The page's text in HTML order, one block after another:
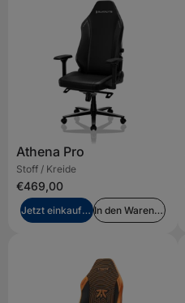
Athena Pro
Stoff / Kreide
€469,00
Jetzt einkaufen In den Warenkorb legen